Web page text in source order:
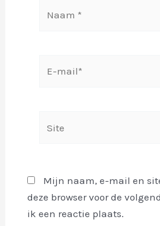
Mijn naam, e-mail en
deze browser voor de
ik een reactie plaats.